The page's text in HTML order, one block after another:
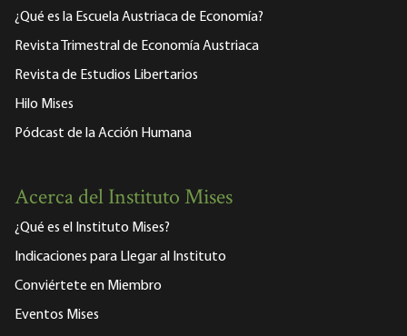
¿Qué es la Escuela Austriaca de Economía?
Revista Trimestral de Economía Austriaca
Revista de Estudios Libertarios
Hilo Mises
Pódcast de la Acción Humana
Acerca del Instituto Mises
¿Qué es el Instituto Mises?
Indicaciones para Llegar al Instituto
Conviértete en Miembro
Eventos Mises